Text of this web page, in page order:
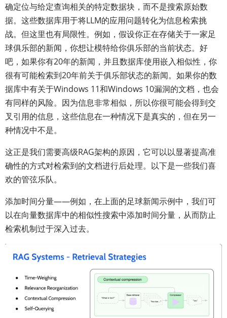
确定位与给定查询相关的特定数据块，而不是搜索原始数
据。这些数据库用于将LLM的应用问题转化为信息检索挑
战。但这里也有局限性。例如，假设你正在存储关于一家足
球俱乐部的新闻，你想让模特给你俱乐部的当前状态。好
吧，如果你有20年的新闻，并且数据库使用嵌入相似性，你
很有可能检索到20年前关于俱乐部状态的新闻。如果你的数
据库中有关于Windows 11和Windows 10漏洞的文档，也会
有同样的风险。因为信息非常相似，所以你很可能会得到交
叉引用的信息，这些信息在一种情况下是真实的，但在另一
种情况中不是。
这正是我们需要高级RAG架构的原因，它可以以显著提高准
确性的方式对检索到的文档进行后处理。以下是一些我们喜
欢的管弦乐队。
添加时间分量——例如，在上面的足球新闻示例中，我们可
以在向量数据库中的相似性搜索中添加时间分量，从而防止
检索机制过于深入过去。